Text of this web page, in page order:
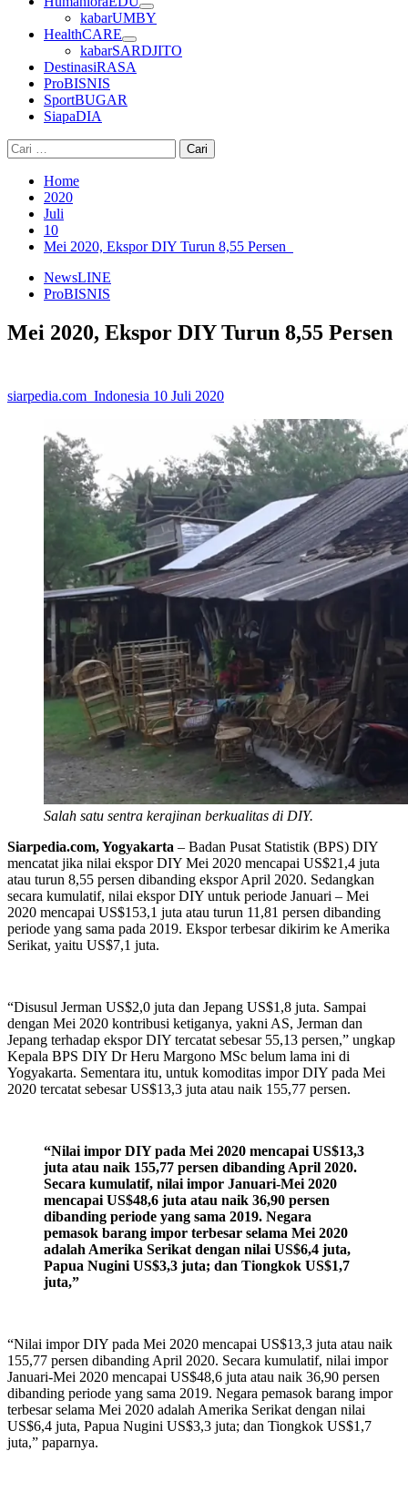
kabarUMBY
HealthCARE
kabarSARDJITO
DestinasiRASA
ProBISNIS
SportBUGAR
SiapaDIA
Cari
untuk:
Home
2020
Juli
10
Mei 2020, Ekspor DIY Turun 8,55 Persen
NewsLINE
ProBISNIS
Mei 2020, Ekspor DIY Turun 8,55 Persen
siarpedia.com_Indonesia 10 Juli 2020
Salah satu sentra kerajinan berkualitas di DIY.
Siarpedia.com, Yogyakarta – Badan Pusat Statistik (BPS) DIY
mencatat jika nilai ekspor DIY Mei 2020 mencapai US$21,4 juta
atau turun 8,55 persen dibanding ekspor April 2020. Sedangkan
secara kumulatif, nilai ekspor DIY untuk periode Januari – Mei
2020 mencapai US$153,1 juta atau turun 11,81 persen dibanding
periode yang sama pada 2019. Ekspor terbesar dikirim ke Amerika
Serikat, yaitu US$7,1 juta.
“Disusul Jerman US$2,0 juta dan Jepang US$1,8 juta. Sampai
dengan Mei 2020 kontribusi ketiganya, yakni AS, Jerman dan
Jepang terhadap ekspor DIY tercatat sebesar 55,13 persen,” ungkap
Kepala BPS DIY Dr Heru Margono MSc belum lama ini di
Yogyakarta. Sementara itu, untuk komoditas impor DIY pada Mei
2020 tercatat sebesar US$13,3 juta atau naik 155,77 persen.
“Nilai impor DIY pada Mei 2020 mencapai US$13,3
juta atau naik 155,77 persen dibanding April 2020.
Secara kumulatif, nilai impor Januari-Mei 2020
mencapai US$48,6 juta atau naik 36,90 persen
dibanding periode yang sama 2019. Negara
pemasok barang impor terbesar selama Mei 2020
adalah Amerika Serikat dengan nilai US$6,4 juta,
Papua Nugini US$3,3 juta; dan Tiongkok US$1,7
juta,”
“Nilai impor DIY pada Mei 2020 mencapai US$13,3 juta atau naik
155,77 persen dibanding April 2020. Secara kumulatif, nilai impor
Januari-Mei 2020 mencapai US$48,6 juta atau naik 36,90 persen
dibanding periode yang sama 2019. Negara pemasok barang impor
terbesar selama Mei 2020 adalah Amerika Serikat dengan nilai
US$6,4 juta, Papua Nugini US$3,3 juta; dan Tiongkok US$1,7
juta,” paparnya.